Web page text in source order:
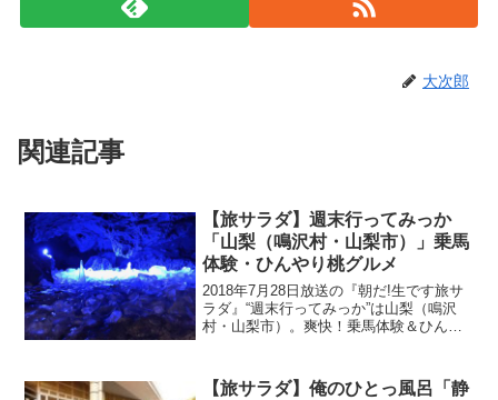
大次郎
関連記事
【旅サラダ】週末行ってみっか
「山梨（鳴沢村・山梨市）」乗馬
体験・ひんやり桃グルメ
2018年7月28日放送の『朝だ!生です旅サ
ラダ』“週末行ってみっか”は山梨（鳴沢
村・山梨市）。爽快！乗馬体験＆ひんや
【旅サラダ】俺のひとっ風呂「静